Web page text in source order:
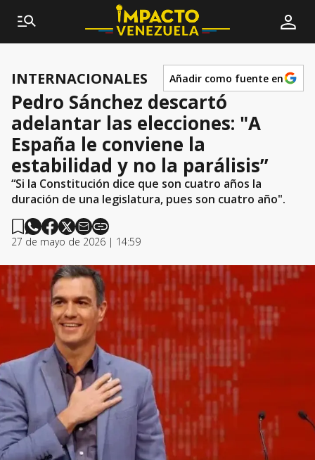
INTERNACIONALES Añadir como fuente en
Pedro Sánchez descartó
adelantar las elecciones: "A
España le conviene la
estabilidad y no la parálisis”
“Si la Constitución dice que son cuatro años la
duración de una legislatura, pues son cuatro año".
27 de mayo de 2026 | 14:59